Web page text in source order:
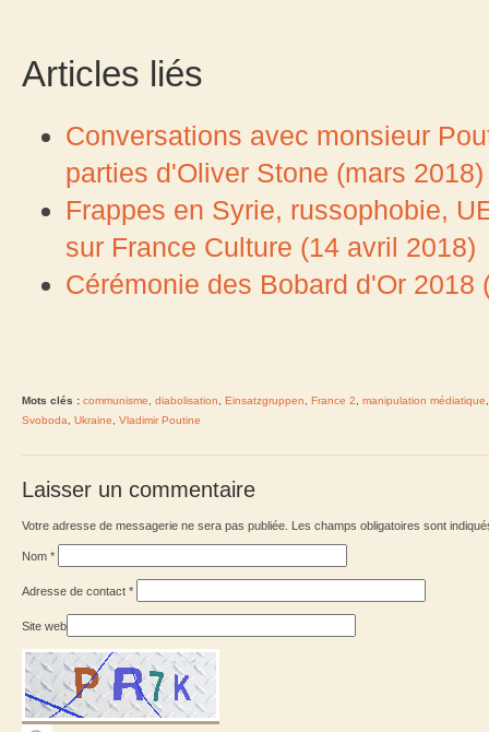
Articles liés
Conversations avec monsieur
parties d'Oliver Stone (mars 2018)
Frappes en Syrie, russophobie,
sur France Culture (14 avril 2018)
Cérémonie des Bobard d'Or 2018
Mots clés : communisme diabolisation Einsatzgruppen France 2 manipulation médiatique
Svoboda
Ukraine Vladimir Poutine
Laisser un commentaire
Votre adresse de messagerie ne sera pas publiée. Les champs obligatoires sont
Nom *
Adresse de contact *
Site web